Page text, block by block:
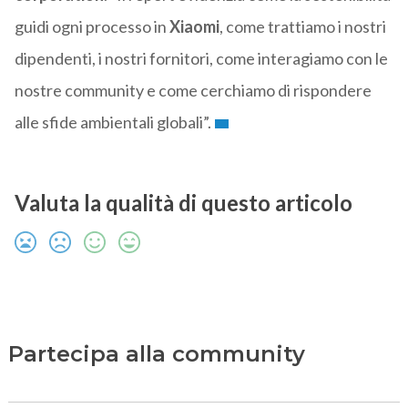
guidi ogni processo inXiaomi, come trattiamo i nostri
dipendenti, i nostri fornitori, come interagiamo con le
nostre community e come cerchiamo di rispondere
alle sfide ambientali globali”.
Valuta la qualità di questo articolo
Partecipa alla community